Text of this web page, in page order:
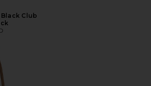
Black Club